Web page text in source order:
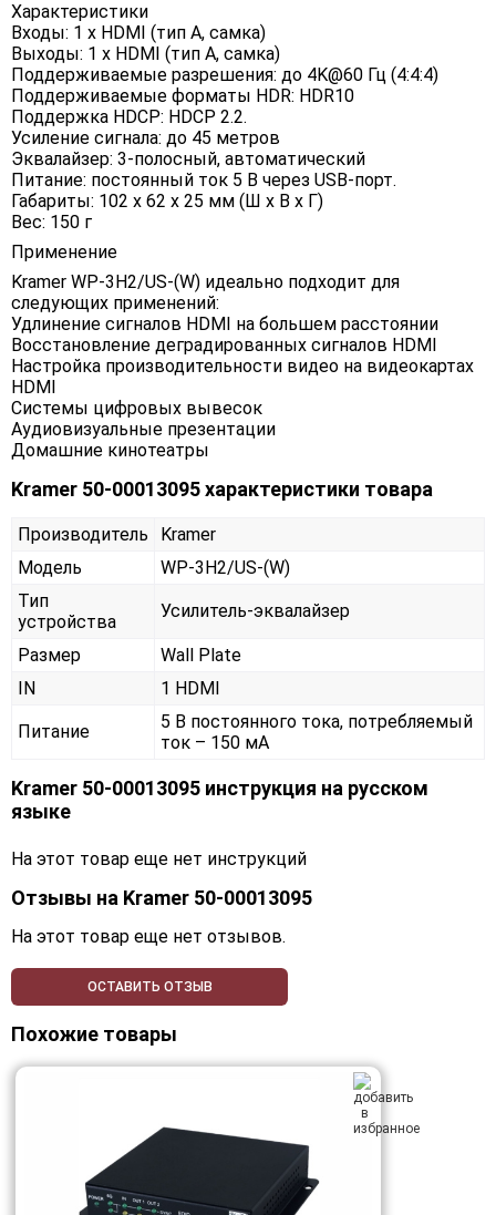
Характеристики
Входы: 1 x HDMI (тип A, самка)
Выходы: 1 x HDMI (тип A, самка)
Поддерживаемые разрешения: до 4K@60 Гц (4:4:4)
Поддерживаемые форматы HDR: HDR10
Поддержка HDCP: HDCP 2.2.
Усиление сигнала: до 45 метров
Эквалайзер: 3-полосный, автоматический
Питание: постоянный ток 5 В через USB-порт.
Габариты: 102 x 62 x 25 мм (Ш x В x Г)
Вес: 150 г
Применение
Kramer WP-3H2/US-(W) идеально подходит для
следующих применений:
Удлинение сигналов HDMI на большем расстоянии
Восстановление деградированных сигналов HDMI
Настройка производительности видео на видеокартах
HDMI
Системы цифровых вывесок
Аудиовизуальные презентации
Домашние кинотеатры
Kramer 50-00013095 характеристики товара
Производитель
Kramer
Модель
WP-3H2/US-(W)
Тип
устройства
Усилитель-эквалайзер
Размер
Wall Plate
IN
1 HDMI
Питание
5 В постоянного тока, потребляемый
ток – 150 мА
Kramer 50-00013095 инструкция на русском
языке
На этот товар еще нет инструкций
Отзывы на Kramer 50-00013095
На этот товар еще нет отзывов.
ОСТАВИТЬ ОТЗЫВ
Похожие товары